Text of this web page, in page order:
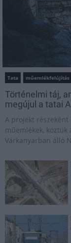
Tata műemlékfelújítás
Történelmi táj,
megújul a tatai
A projekt
műemlékek,
Várkanyarban álló